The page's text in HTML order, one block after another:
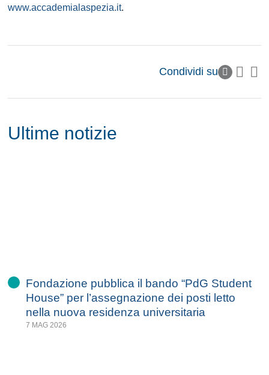
www.accademialaspezia.it.
Condividi su
Ultime notizie
Fondazione pubblica il bando “PdG Student
House” per l’assegnazione dei posti letto
nella nuova residenza universitaria
7 MAG 2026